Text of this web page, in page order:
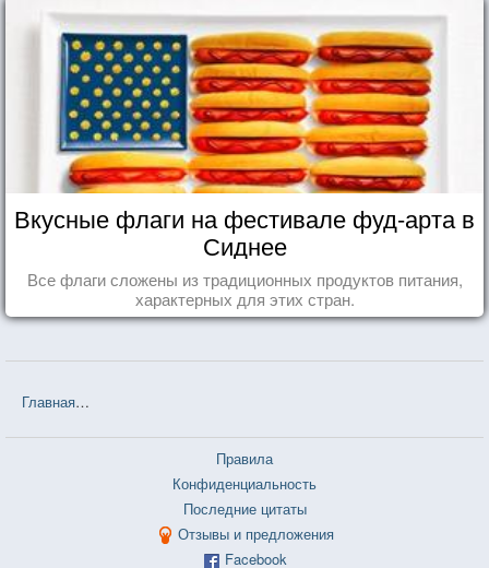
Вкусные флаги на фестивале фуд-арта в
Сиднее
Все флаги сложены из традиционных продуктов питания,
характерных для этих стран.
Главная
Правила
Конфиденциальность
Последние цитаты
Отзывы и предложения
Facebook